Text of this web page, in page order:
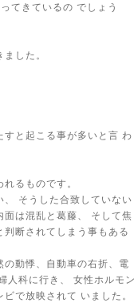
てきているの でしょう
した。
すと起こる事が多いと言 わ
るものです。
、 そうした合致していない
面は混乱と葛藤、 そして焦
断されてしまう事もある
の動悸、自動車の右折、電
人科に行き、 女性ホルモン
ビで放映されて いました。